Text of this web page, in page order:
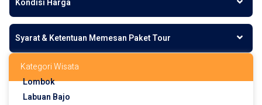
Kondisi Harga
Syarat & Ketentuan Memesan Paket Tour
Kategori Wisata
Lombok
Labuan Bajo